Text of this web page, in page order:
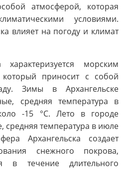
атмосферой, которая
условиями.
влияет на погоду и климат
характеризуется морским
приносит с собой
Зимы в Архангельске
средняя температура в
-15 °C. Лето в городе
средняя температура в июле
Архангельска создает
снежного покрова,
в течение длительного